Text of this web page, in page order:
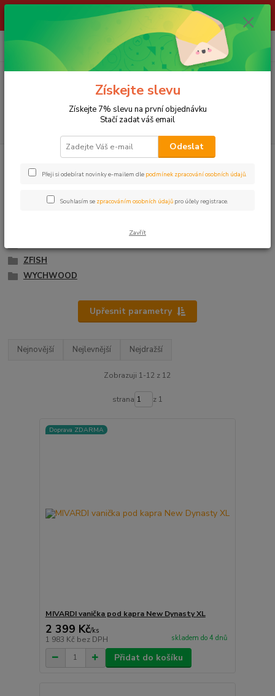
ŽIVÉ NÁSTRAHY !!! NEPOSÍLÁME !!! - ODBĚR POUZE NA NAŠÍ
za
PODBĚRÁKY, PODLOŽKY A VEZÍRKY Podložky
Podložky
ZFISH
WYCHWOOD
Upřesnit parametry
Nejnovější Nejlevnější Nejdražší
Zobrazuji 1-12 z 12
strana z 1
Doprava ZDARMA
MIVARDI vanička pod kapra New Dynasty XL
2 399 Kč/ks
1 983 Kč bez DPH skladem do 4 dnů
Přidat do košíku
Získejte slevu
Získejte 7% slevu na první objednávku
Stačí zadat váš email
Odeslat
Přeji si odebírat novinky e-mailem dle podmínek zpracování osobních údajů.
Souhlasím se zpracováním osobních údajů pro účely registrace.
Zavřít